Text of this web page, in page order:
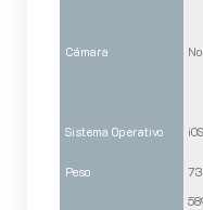
Cámara No
Sistema Operativo iOS
Peso